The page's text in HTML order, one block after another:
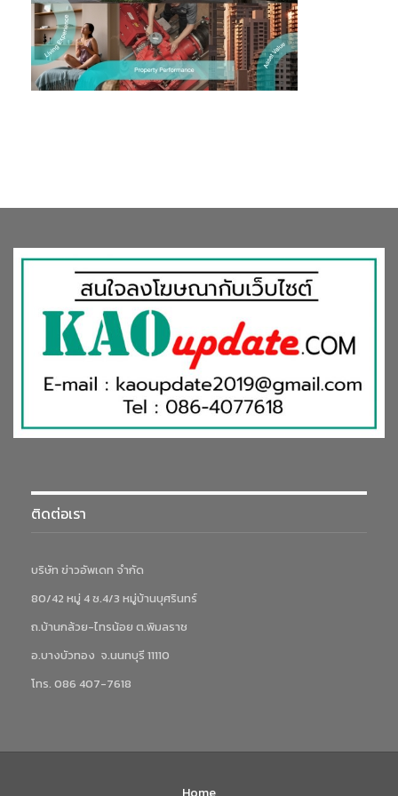
ติดต่อเรา
บริษัท ข่าวอัพเดท จำกัด
80/42 หมู่ 4 ซ.4/3 หมู่บ้านบุศรินทร์
ถ.บ้านกล้วย-ไทรน้อย ต.พิมลราช
อ.บางบัวทอง จ.นนทบุรี 11110
โทร. 086 407-7618